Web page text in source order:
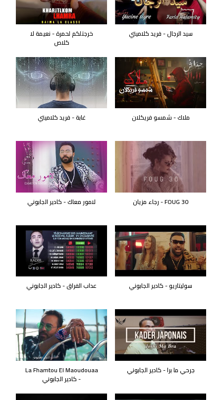
سيد الرجال - فريد كلاميتي خرجتلكم لحمرة - نعيمة لا
كلاص
ملاك - شمسو فريكلان غابة - فريد كلاميتي
FOUG 30 - رجاء مزيان لامور معاك - كادير الجابوني
سوليتاريو - كادير الجابوني عداب الفراق - كادير الجابوني
جرحي ما برا - كادير الجابوني La Fhamtou El Maoudouaa
- كادير الجابوني